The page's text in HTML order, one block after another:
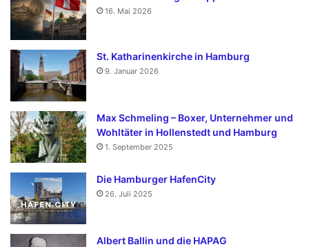
16. Mai 2026
St. Katharinenkirche in Hamburg
9. Januar 2026
Max Schmeling – Boxer, Unternehmer und
Wohltäter in Hollenstedt und Hamburg
1. September 2025
Die Hamburger HafenCity
26. Juli 2025
Albert Ballin und die HAPAG